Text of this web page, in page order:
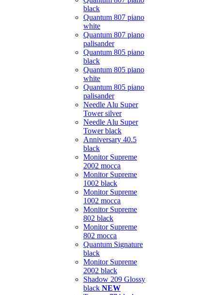
black
Quantum 807 piano
white
Quantum 807 piano
palisander
Quantum 805 piano
black
Quantum 805 piano
white
Quantum 805 piano
palisander
Needle Alu Super
Tower silver
Needle Alu Super
Tower black
Anniversary 40.5
black
Monitor Supreme
2002 mocca
Monitor Supreme
1002 black
Monitor Supreme
1002 mocca
Monitor Supreme
802 black
Monitor Supreme
802 mocca
Quantum Signature
black
Monitor Supreme
2002 black
Shadow 209 Glossy
black NEW